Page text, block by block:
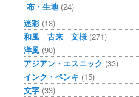
布・生地(24)
迷彩 (13)
和風 古来 文様 (271)
洋風 (90)
アジアン・エスニック (33)
インク・ペンキ (15)
文字 (33)